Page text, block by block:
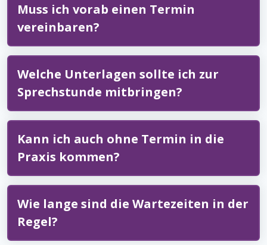
Muss ich vorab einen Termin
vereinbaren?
Welche Unterlagen sollte ich zur
Sprechstunde mitbringen?
Kann ich auch ohne Termin in die
Praxis kommen?
Wie lange sind die Wartezeiten in der
Regel?